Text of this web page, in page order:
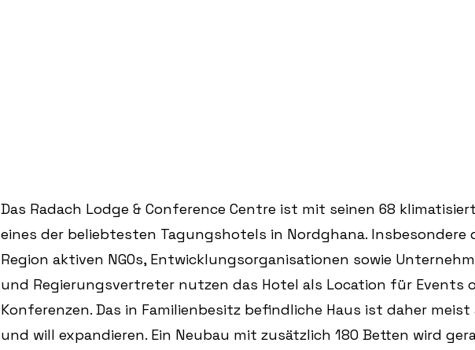
Das Radach Lodge & Conference Centre ist mit seinen 68
eines der beliebtesten Tagungshotels in Nordghana. Insbesondere
Region aktiven NGOs, Entwicklungsorganisationen sowie
und Regierungsvertreter nutzen das Hotel als Location für Events
Konferenzen. Das in Familienbesitz befindliche Haus ist daher
und will expandieren. Ein Neubau mit zusätzlich 180 Betten wird